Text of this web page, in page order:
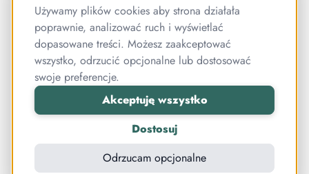
Założenie działalności gospodarczej nie oznacza, że
musisz rejestrować się do podatku VAT. Jaki korzyści
może Ci to przynieść? Przede wszystkim nie musisz
wówczas doliczać do sprzedawanych przez siebie
produktów 23% podatku VAT, a co za tym idzie, Twoje
produkty będą tańsze.
Minusem takiego rozwiązania może być jednak
współpraca z innymi firmami, bo wówczas tego
Używamy plików cookies aby strona działała
poprawnie, analizować ruch i wyświetlać
dopasowane treści. Możesz zaakceptować
wszystko, odrzucić opcjonalne lub dostosować
swoje preferencje.
Akceptuję wszystko
Dostosuj
Odrzucam opcjonalne